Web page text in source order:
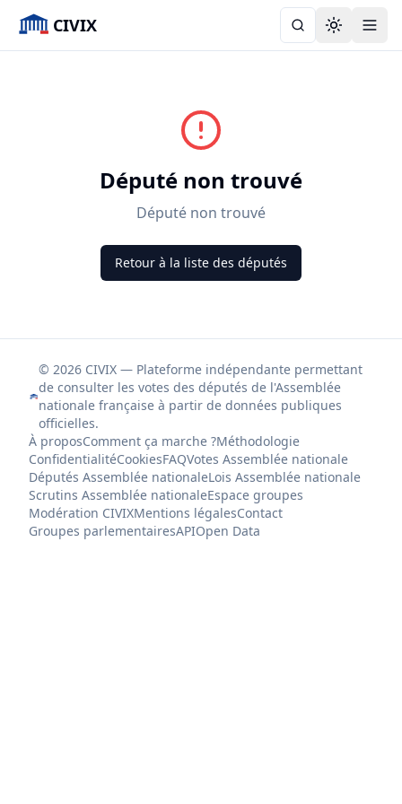
CIVIX Toggle
Député non trouvé
Député non trouvé
Retour à la liste des députés
© 2026 CIVIX — Plateforme indépendante permettant
de consulter les votes des députés de l'Assemblée
nationale française à partir de données publiques
officielles.
À proposComment ça marche ?Méthodologie
ConfidentialitéCookiesFAQVotes Assemblée nationale
Députés Assemblée nationaleLois Assemblée nationale
Scrutins Assemblée nationaleEspace groupes
Modération CIVIXMentions légalesContact
Groupes parlementairesAPIOpen Data